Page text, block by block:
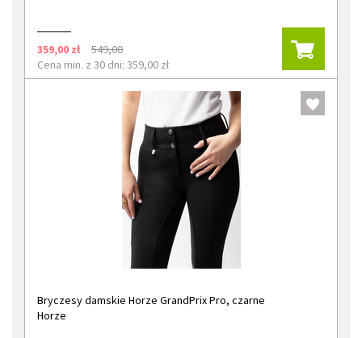
359,00 zł
549,00
Cena min. z 30 dni: 359,00 zł
Bryczesy damskie Horze GrandPrix Pro, czarne
Horze